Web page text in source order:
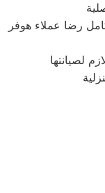
رضا عملاء هوفر
لصيانتها